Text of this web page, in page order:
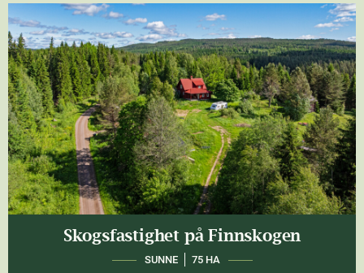
Skogsfastighet på Finnskogen
SUNNE 75 HA